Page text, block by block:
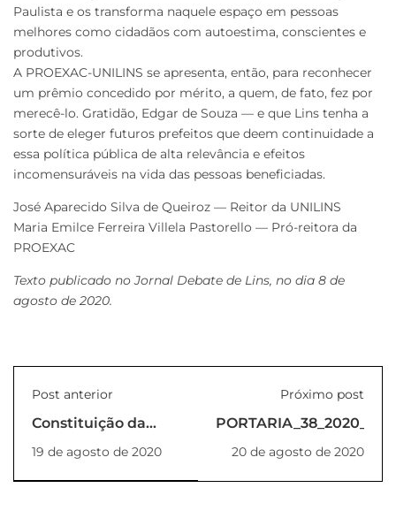
Paulista e os transforma naquele espaço em pessoas
melhores como cidadãos com autoestima, conscientes e
produtivos.
A PROEXAC-UNILINS se apresenta, então, para reconhecer
um prêmio concedido por mérito, a quem, de fato, fez por
merecê-lo. Gratidão, Edgar de Souza — e que Lins tenha a
sorte de eleger futuros prefeitos que deem continuidade a
essa política pública de alta relevância e efeitos
incomensuráveis na vida das pessoas beneficiadas.
José Aparecido Silva de Queiroz — Reitor da UNILINS
Maria Emilce Ferreira Villela Pastorello — Pró-reitora da
PROEXAC
Texto publicado no Jornal Debate de Lins, no dia 8 de
agosto de 2020.
Post anterior
Constituição da
Coopercaf no
Projeto de Extensão
de Cafelândia/SP
19 de agosto de 2020
Próximo post
20 de agosto de 2020